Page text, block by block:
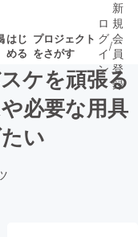
はじ
める
プロジェクト
をさがす
了が近いプ
ト
ロ
グ
イ
ン
/
新
規
会
員
登
録
ケを頑張る
必要な用具
い